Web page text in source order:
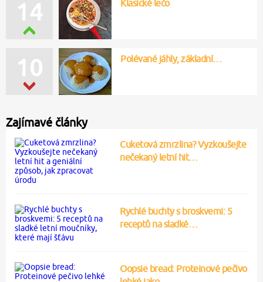
14 Klasické lečo
10 Polévané jáhly, základní…
Zajímavé články
Cuketová zmrzlina? Vyzkoušejte
nečekaný letní hit…
Rychlé buchty s broskvemi: 5
receptů na sladké…
Oopsie bread: Proteinové pečivo